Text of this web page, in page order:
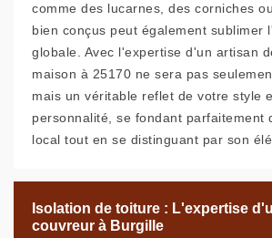
comme des lucarnes, des corniches
bien conçus peut également sublimer
globale. Avec l'expertise d'un artisan
maison à 25170 ne sera pas
mais un véritable reflet de votre style
personnalité, se fondant parfaitement
local tout en se distinguant par son
Isolation de toiture : L'expertise
couvreur à Burgille